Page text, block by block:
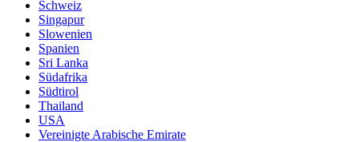
Schweiz
Singapur
Slowenien
Spanien
Sri Lanka
Südafrika
Südtirol
Thailand
USA
Vereinigte Arabische Emirate